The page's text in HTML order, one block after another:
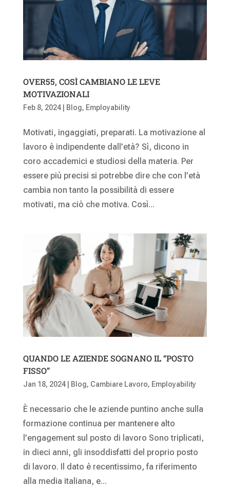
OVER55, COSÌ CAMBIANO LE LEVE
MOTIVAZIONALI
Feb 8, 2024| Blog, Employability
Motivati, ingaggiati, preparati. La motivazione al
lavoro è indipendente dall’età? Sì, dicono in
coro accademici e studiosi della materia. Per
essere più precisi si potrebbe dire che con l’età
cambia non tanto la possibilità di essere
motivati, ma ciò che motiva. Così...
QUANDO LE AZIENDE SOGNANO IL “POSTO
FISSO”
Jan 18, 2024| Blog, Cambiare Lavoro, Employability
È necessario che le aziende puntino anche sulla
formazione continua per mantenere alto
l’engagement sul posto di lavoro Sono triplicati,
in dieci anni, gli insoddisfatti del proprio posto
di lavoro. Il dato è recentissimo, fa riferimento
alla media italiana, e...